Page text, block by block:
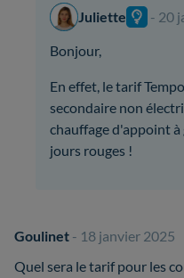
Juliette
- 20
Bonjour,
En effet, le tarif
secondaire non
chauffage d'appoint à
jours rouges !
Goulinet - 18 janvier 2025
Quel sera le tarif pour les